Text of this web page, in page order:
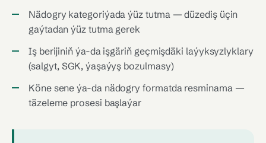
Nädogry kategoriýada ýüz tutma — düzediş üçin
gaýtadan ýüz tutma gerek
Iş berijiniň ýa-da işgäriň geçmişdäki laýyksyzlyklary
(salgyt, SGK, ýaşaýyş bozulmasy)
Köne sene ýa-da nädogry formatda resminama —
täzeleme prosesi başlaýar